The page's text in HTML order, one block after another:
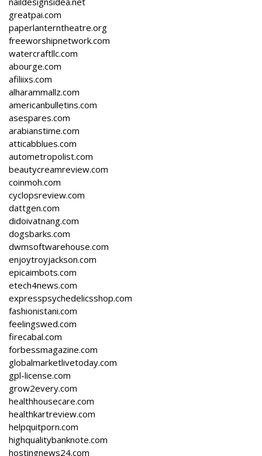
greatpai.com
paperlanterntheatre.org
freeworshipnetwork.com
watercraftllc.com
abourge.com
afiliixs.com
alharammallz.com
americanbulletins.com
asespares.com
arabianstime.com
atticabblues.com
autometropolist.com
beautycreamreview.com
coinmoh.com
cyclopsreview.com
dattgen.com
didoivatnang.com
dogsbarks.com
dwmsoftwarehouse.com
enjoytroyjackson.com
epicaimbots.com
etech4news.com
expresspsychedelicsshop.com
fashionistani.com
feelingswed.com
firecabal.com
forbessmagazine.com
globalmarketlivetoday.com
gpl-license.com
grow2every.com
healthhousecare.com
healthkartreview.com
helpquitporn.com
highqualitybanknote.com
hostingnews24.com